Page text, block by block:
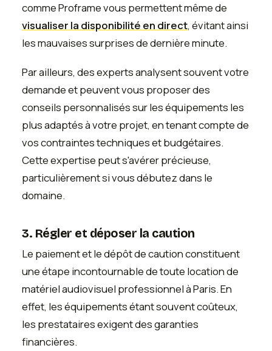
comme Proframe vous permettent même de
visualiser la disponibilité en direct, évitant ainsi
les mauvaises surprises de dernière minute.
Par ailleurs, des experts analysent souvent votre
demande et peuvent vous proposer des
conseils personnalisés sur les équipements les
plus adaptés à votre projet, en tenant compte de
vos contraintes techniques et budgétaires.
Cette expertise peut s'avérer précieuse,
particulièrement si vous débutez dans le
domaine.
3. Régler et déposer la caution
Le paiement et le dépôt de caution constituent
une étape incontournable de toute location de
matériel audiovisuel professionnel à Paris. En
effet, les équipements étant souvent coûteux,
les prestataires exigent des garanties
financières.